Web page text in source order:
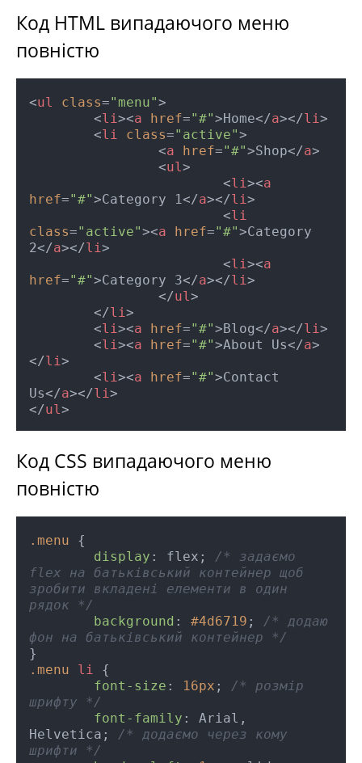
Код HTML випадаючого меню
повністю
<ul class="menu">
<li><a href="#">Home</a></li>
<li class="active">
<a href="#">Shop</a>
<ul>
<li><a
href="#">Category 1</a></li>
<li
class="active"><a href="#">Category
2</a></li>
<li><a
href="#">Category 3</a></li>
</ul>
</li>
<li><a href="#">Blog</a></li>
<li><a href="#">About Us</a>
</li>
<li><a href="#">Contact
Us</a></li>
</ul>
Код CSS випадаючого меню
повністю
.menu {
display : flex; /* задаємо
flex на батьківський контейнер щоб
зробити вкладені елементи в один
рядок */
background : #4d6719 ; /* додаю
фон на батьківський контейнер */
.menu
li {
font-size : 16px ; /* розмір
шрифту */
font-family : Arial,
Helvetica; /* додаємо через кому
шрифти */